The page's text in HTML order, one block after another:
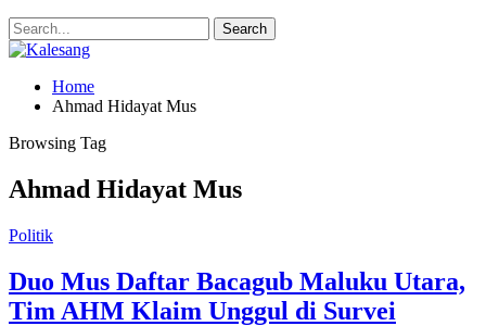
Home
Ahmad Hidayat Mus
Browsing Tag
Ahmad Hidayat Mus
Politik
Duo Mus Daftar Bacagub Maluku Utara,
Tim AHM Klaim Unggul di Survei